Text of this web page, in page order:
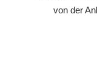
von der